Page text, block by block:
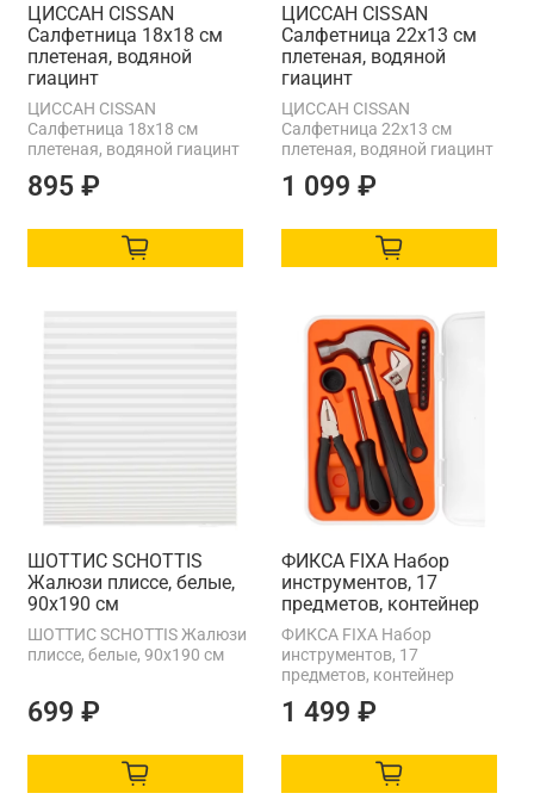
ЦИССАН CISSAN
Салфетница 18x18 см
плетеная, водяной
гиацинт
ЦИССАН CISSAN
Салфетница 18x18 см
плетеная, водяной гиацинт
895 ₽
ЦИССАН CISSAN
Салфетница 22x13 см
плетеная, водяной
гиацинт
ЦИССАН CISSAN
Салфетница 22x13 см
плетеная, водяной гиацинт
1 099 ₽
ШОТТИС SCHOTTIS
Жалюзи плиссе, белые,
90x190 см
ШОТТИС SCHOTTIS Жалюзи
плиссе, белые, 90x190 см
699 ₽
ФИКСА FIXA Набор
инструментов, 17
предметов, контейнер
ФИКСА FIXA Набор
инструментов, 17
предметов, контейнер
1 499 ₽